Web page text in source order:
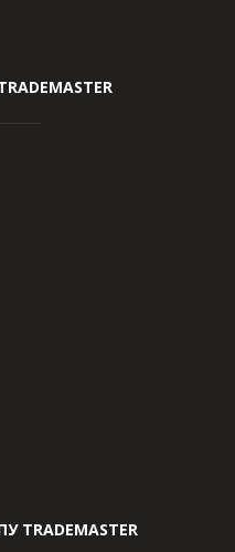
TRADEMASTER